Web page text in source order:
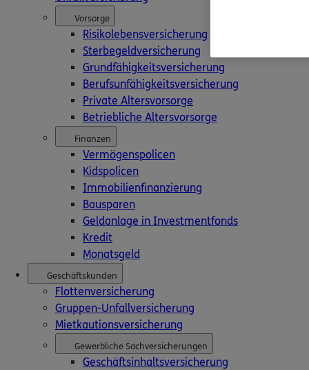
Vorsorge
Risikolebensversicherung
Sterbegeldversicherung
Grundfähigkeitsversicherung
Berufsunfähigkeitsversicherung
Private Altersvorsorge
Betriebliche Altersvorsorge
Finanzen
Vermögenspolicen
Kidspolicen
Immobilienfinanzierung
Bausparen
Geldanlage in Investmentfonds
Kredit
Monatsgeld
Geschäftskunden
Flottenversicherung
Gruppen-Unfallversicherung
Mietkautionsversicherung
Gewerbliche Sachversicherungen
Geschäftsinhaltsversicherung
05141/885680
05141/8856849
09:00 - 17:00
09:00 - 17:00
09:00 - 13:30
Do.:09:00 - 17:00
09:00 - 13:30
geschlossen
Nach Vereinbarung sind Termine auch außerhalb der
Kontakt
Barrierefreiheit
Anbieter
Datenschutz